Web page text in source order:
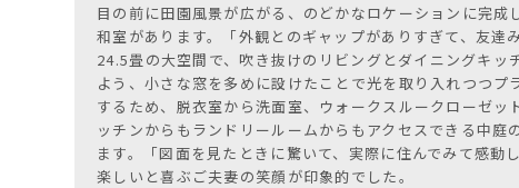
目の前に田園風景が広がる、のどかなロケーションに完
和室があります。「外観とのギャップがありすぎて、友
24.5畳の大空間で、吹き抜けのリビングとダイニングキ
よう、小さな窓を多めに設けたことで光を取り入れつつ
するため、脱衣室から洗面室、ウォークスルークローゼ
ッチンからもランドリールームからもアクセスできる中
ます。「図面を見たときに驚いて、実際に住んでみて感
楽しいと喜ぶご夫妻の笑顔が印象的でした。